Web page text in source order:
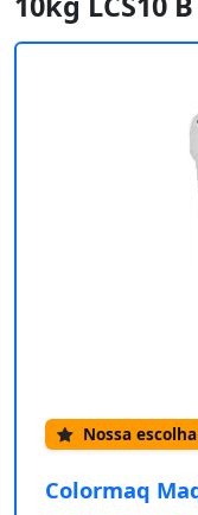
Nossa escolha
Colormaq